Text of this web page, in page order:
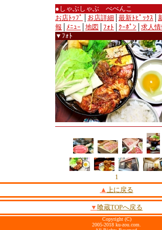
●しゃぶしゃぶ べべんこ
お店ﾄｯﾌﾟ
お店詳細 最新ﾄﾋﾟｯｸｽ
報
ﾒﾆｭｰ 地図 ﾌｫﾄ ｸｰﾎﾟﾝ
求人情
▼ﾌｫﾄ
1
▲ 上に戻る
▼ 喰蔵TOPへ戻る
Copyright (C)
2005-2018 ku-zou.com.